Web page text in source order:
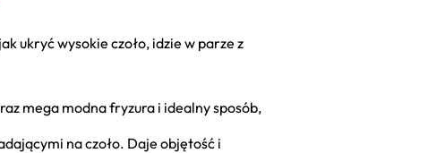
ukryć wysokie czoło, idzie w parze z
mega modna fryzura i idealny sposób,
na czoło. Daje objętość i